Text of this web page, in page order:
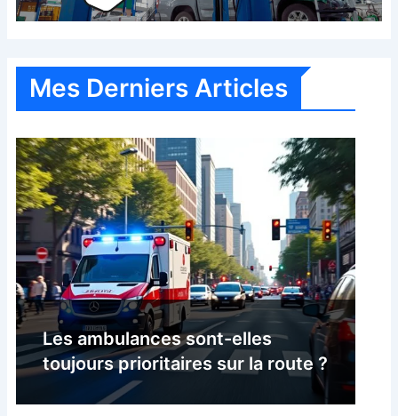
Mes Derniers Articles
Les ambulances sont-elles
toujours prioritaires sur la route ?